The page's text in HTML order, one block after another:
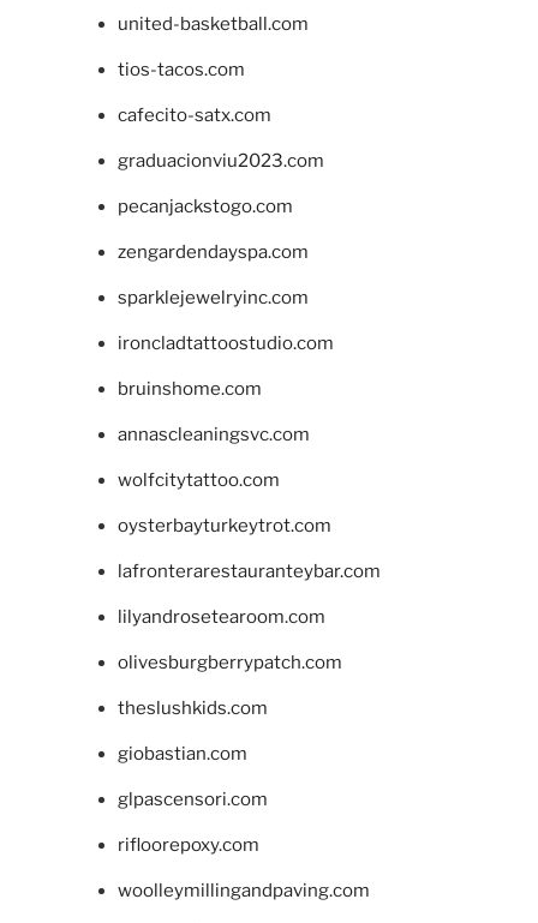
united-basketball.com
tios-tacos.com
cafecito-satx.com
graduacionviu2023.com
pecanjackstogo.com
zengardendayspa.com
sparklejewelryinc.com
ironcladtattoostudio.com
bruinshome.com
annascleaningsvc.com
wolfcitytattoo.com
oysterbayturkeytrot.com
lafronterarestauranteybar.com
lilyandrosetearoom.com
olivesburgberrypatch.com
theslushkids.com
giobastian.com
glpascensori.com
rifloorepoxy.com
woolleymillingandpaving.com